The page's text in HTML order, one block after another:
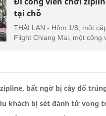
tại chỗ
THÁI LAN - Hôm 1/8, một
Flight Chiang Mai, một công
bất ngờ bị cây đổ
khách bị sét đánh tử vong